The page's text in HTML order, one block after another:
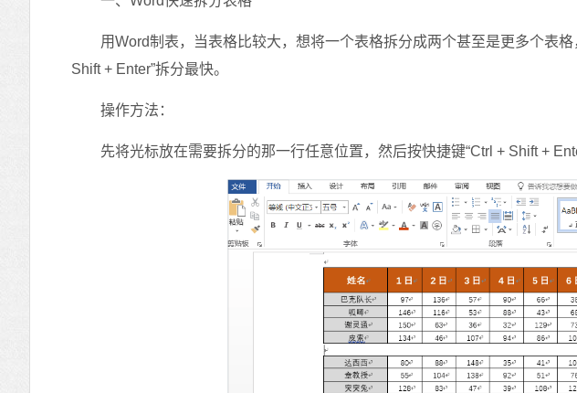
用Word制表，当表格比较大，想将一个表格拆分成两个甚至是更多个表格
Shift + Enter”拆分最快。
操作方法：
先将光标放在需要拆分的那一行任意位置，然后按快捷键“Ctrl + Shift +